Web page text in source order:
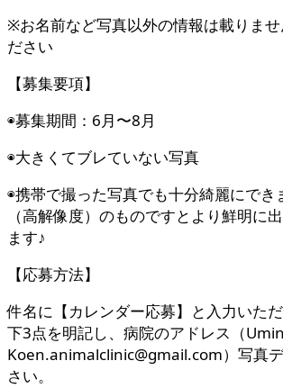
※お名前など写真以外の情報は載りませ
ださい
【募集要項】
◉募集期間：6月〜8月
◉大きくてブレていない写真
◉携帯で撮った写真でも十分綺麗にでき
（高解像度）のものですとより鮮明に
ます♪
【応募方法】
件名に【カレンダー応募】と入力いた
下3点を明記し、病院のアドレス（
Koen.animalclinic@gmail.com）写真
さい。